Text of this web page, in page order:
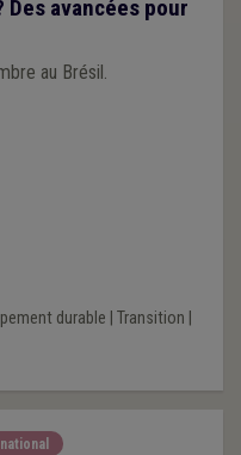
Des avancées pour
au Brésil.
durable Transition